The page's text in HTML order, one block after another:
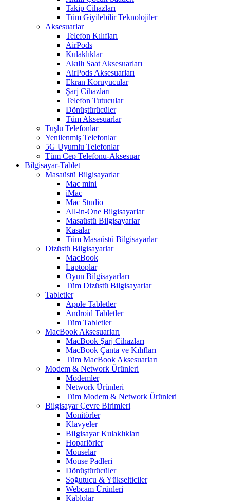
Takip Cihazları
Tüm Giyilebilir Teknolojiler
Aksesuarlar
Telefon Kılıfları
AirPods
Kulaklıklar
Akıllı Saat Aksesuarları
AirPods Aksesuarları
Ekran Koruyucular
Şarj Cihazları
Telefon Tutucular
Dönüştürücüler
Tüm Aksesuarlar
Tuşlu Telefonlar
Yenilenmiş Telefonlar
5G Uyumlu Telefonlar
Tüm Cep Telefonu-Aksesuar
Bilgisayar-Tablet
Masaüstü Bilgisayarlar
Mac mini
iMac
Mac Studio
All-in-One Bilgisayarlar
Masaüstü Bilgisayarlar
Kasalar
Tüm Masaüstü Bilgisayarlar
Dizüstü Bilgisayarlar
MacBook
Laptoplar
Oyun Bilgisayarları
Tüm Dizüstü Bilgisayarlar
Tabletler
Apple Tabletler
Android Tabletler
Tüm Tabletler
MacBook Aksesuarları
MacBook Şarj Cihazları
MacBook Çanta ve Kılıfları
Tüm MacBook Aksesuarları
Modem & Network Ürünleri
Modemler
Network Ürünleri
Tüm Modem & Network Ürünleri
Bilgisayar Çevre Birimleri
Monitörler
Klavyeler
BiIgisayar Kulaklıkları
Hoparlörler
Mouselar
Mouse Padleri
Dönüştürücüler
Soğutucu & Yükselticiler
Webcam Ürünleri
Kablolar